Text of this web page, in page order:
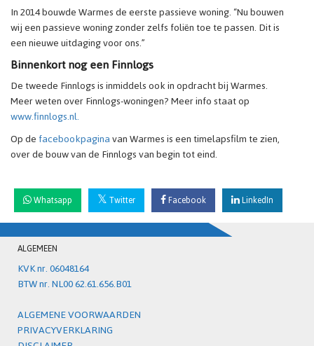
In 2014 bouwde Warmes de eerste passieve woning. “Nu bouwen
wij een passieve woning zonder zelfs foliën toe te passen. Dit is
een nieuwe uitdaging voor ons.”
Binnenkort nog een Finnlogs
De tweede Finnlogs is inmiddels ook in opdracht bij Warmes.
Meer weten over Finnlogs-woningen? Meer info staat op
www.finnlogs.nl.
Op defacebookpaginavan Warmes is een timelapsfilm te zien,
over de bouw van de Finnlogs van begin tot eind.
Whatsapp Twitter Facebook LinkedIn
ALGEMEEN
KVK nr. 06048164
BTW nr. NL00 62.61.656.B01
ALGEMENE VOORWAARDEN
PRIVACYVERKLARING